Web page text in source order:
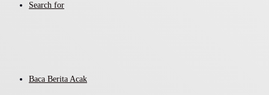
Search for
Baca Berita Acak